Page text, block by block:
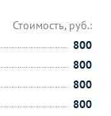
Стоимость, руб.:
800
800
800
800